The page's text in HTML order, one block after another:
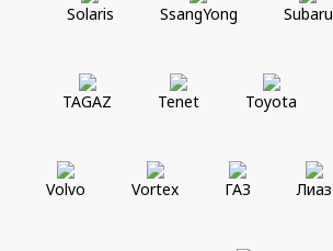
Solaris SsangYong Subaru
TAGAZ Tenet Toyota
Volvo Vortex ГАЗ Лиаз